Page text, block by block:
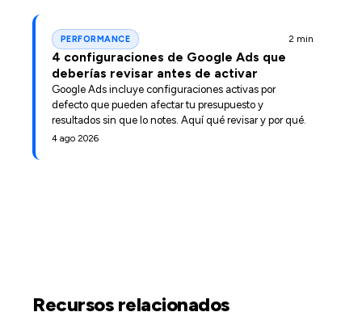
PERFORMANCE 2 min
4 configuraciones de Google Ads que
deberías revisar antes de activar
Google Ads incluye configuraciones activas por
defecto que pueden afectar tu presupuesto y
resultados sin que lo notes. Aquí qué revisar y por qué.
4 ago 2026
Recursos relacionados